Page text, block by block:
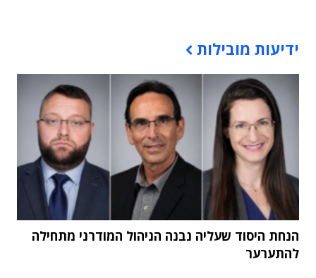
ידיעות מובילות
הנחת היסוד שעליה נבנה הניהול המודרני מתחילה
להתערער